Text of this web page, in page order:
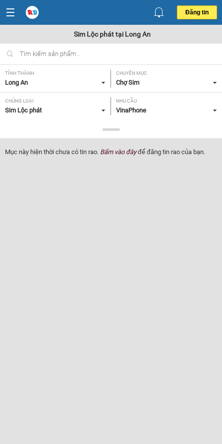
Đăng tin
Sim Lộc phát tại Long An
TỈNH THÀNH
Long An
CHUYÊN MỤC
Chợ Sim
CHỦNG LOẠI
Sim Lộc phát
NHU CẦU
VinaPhone
Tất cả
Mục này hiện thời chưa có tin rao. Bấm vào đâyđể đăng tin rao của bạn.